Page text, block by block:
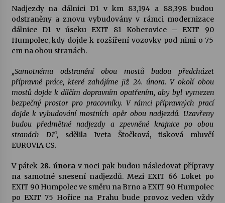
Letní koncerty ve Stromovce: Rufus Miller
22. 7. 2026
Vysočinka
17. 7. 2026
Ozvěny prázdnin
14. 7. 2026
Za kulturou kousek za Humpolec. V Želivě ožije
odkaz Josefa Čapka
13. 7. 2026
Nadjezdy na dálnici D1 v km 83,194 a 88,398 budou
odstraněny a znovu vybudovány v rámci modernizace
dálnice D1 v úseku EXIT 81 Koberovice – EXIT 90
Humpolec, kdy dojde k rozšíření vozovky pod nimi o 75
cm na obou stranách.
„Samotnému odstranění obou mostů budou předcházet
přípravné práce, které zahájíme již 24. února. V okolí obou
mostů dojde k dílčím dopravním opatřením, aby byl vymezen
bezpečný prostor pro pracovníky. V rámci přípravných prací
dojde k vybudování mostních opěr obou nadjezdů. Uzavřeny
budou předmětné nadjezdy a zpevněné krajnice po obou
stranách D1“, sdělila Iveta Štočková, tisková mluvčí
EUROVIA CS.
V pátek28. únorav noci pak budou následovat přípravy
na samotné snesení nadjezdů. Mezi EXIT 66 Loket po
EXIT 90 Humpolec ve směru na Brno a EXIT 90 Humpolec
po EXIT 75 Hořice na Prahu bude provoz veden vždy